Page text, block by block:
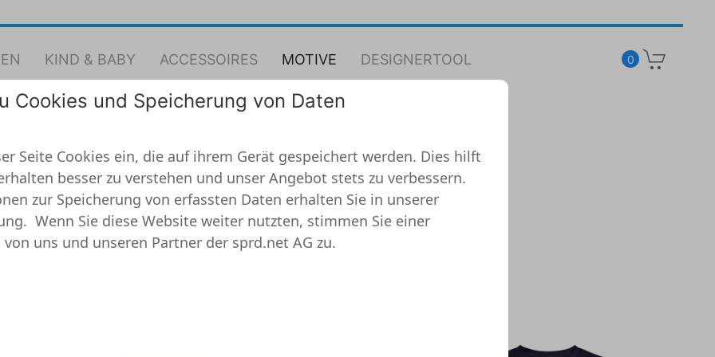
KIND & BABY ACCESSOIRES MOTIVE DESIGNERTOOL 0
Vater
Cookies und Speicherung von Daten
Seite Cookies ein, die auf ihrem Gerät gespeichert werden. Dies hilft
besser zu verstehen und unser Angebot stets zu verbessern.
zur Speicherung von erfassten Daten erhalten Sie in unserer
Wenn Sie diese Website weiter nutzten, stimmen Sie einer
uns und unseren Partner der sprd.net AG zu.